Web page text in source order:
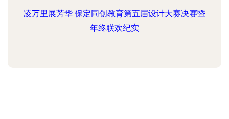
凌万里展芳华 保定同创教育第五届设计大赛决赛暨
年终联欢纪实